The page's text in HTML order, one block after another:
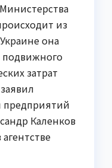
из
она
затрат
предприятий
Каленков